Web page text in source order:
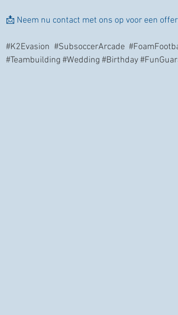
📩 Neem nu contact met ons op voor een
#K2Evasion #SubsoccerArcade
#Teambuilding #Wedding #Birthday